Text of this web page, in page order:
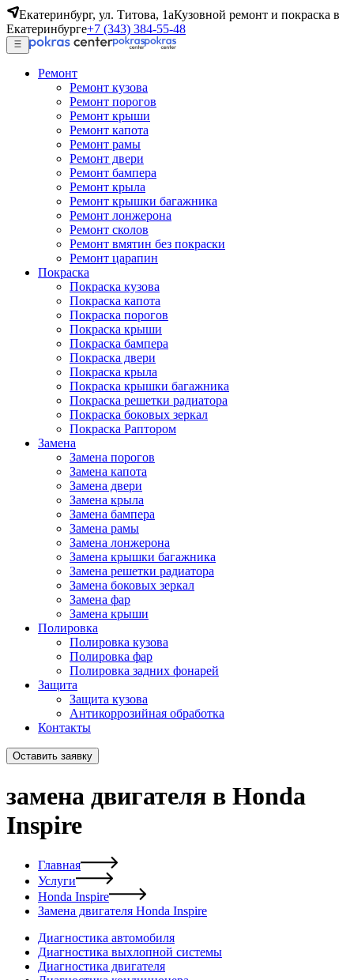
Екатеринбург, ул. Титова, 1аКузовной ремонт и покраска в
Екатеринбурге+7 (343) 384-55-48
Ремонт
Ремонт кузова
Ремонт порогов
Ремонт крыши
Ремонт капота
Ремонт рамы
Ремонт двери
Ремонт бампера
Ремонт крыла
Ремонт крышки багажника
Ремонт лонжерона
Ремонт сколов
Ремонт вмятин без покраски
Ремонт царапин
Покраска
Покраска кузова
Покраска капота
Покраска порогов
Покраска крыши
Покраска бампера
Покраска двери
Покраска крыла
Покраска крышки багажника
Покраска решетки радиатора
Покраска боковых зеркал
Покраска Раптором
Замена
Замена порогов
Замена капота
Замена двери
Замена крыла
Замена бампера
Замена рамы
Замена лонжерона
Замена крышки багажника
Замена решетки радиатора
Замена боковых зеркал
Замена фар
Замена крыши
Полировка
Полировка кузова
Полировка фар
Полировка задних фонарей
Защита
Защита кузова
Антикоррозийная обработка
Контакты
Оставить заявку
замена двигателя в Honda
Inspire
Главная
Услуги
Honda Inspire
Замена двигателя Honda Inspire
Диагностика автомобиля
Диагностика выхлопной системы
Диагностика двигателя